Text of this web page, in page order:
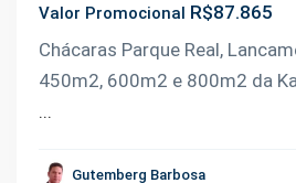
Valor Promocional R$87.865
Chácaras Parque Real,
450m2, 600m2 e 800m2 da
...
Gutemberg Barbosa
Janauari,